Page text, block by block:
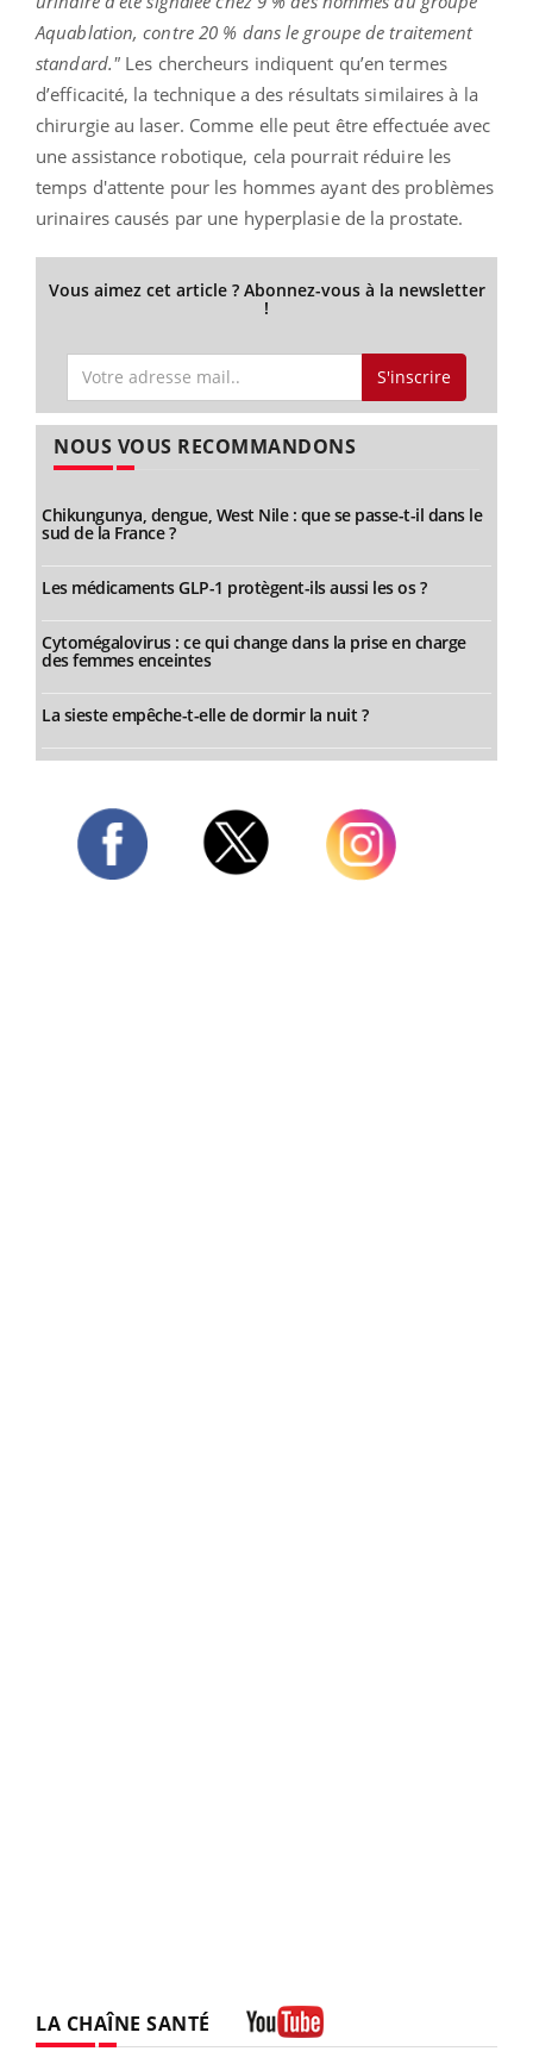
Aquablation, contre 20 % dans le groupe de traitement
standard." Les chercheurs indiquent qu’en termes
d’efficacité, la technique a des résultats similaires à la
chirurgie au laser. Comme elle peut être effectuée avec
une assistance robotique, cela pourrait réduire les
temps d'attente pour les hommes ayant des problèmes
urinaires causés par une hyperplasie de la prostate.
Vous aimez cet article ? Abonnez-vous à la newsletter
!
S'inscrire
NOUS VOUS RECOMMANDONS
Chikungunya, dengue, West Nile : que se passe-t-il dans le
sud de la France ?
Les médicaments GLP-1 protègent-ils aussi les os ?
Cytomégalovirus : ce qui change dans la prise en charge
des femmes enceintes
La sieste empêche-t-elle de dormir la nuit ?
LA CHAÎNE SANTÉ